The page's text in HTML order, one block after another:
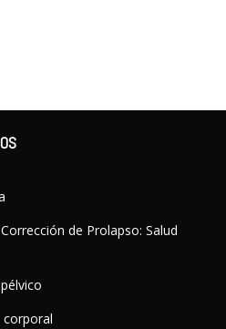
de Prolapso: Salud
corporal